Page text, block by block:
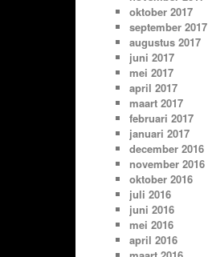
oktober 2017
september 2017
augustus 2017
juni 2017
mei 2017
april 2017
maart 2017
februari 2017
januari 2017
december 2016
november 2016
oktober 2016
juli 2016
juni 2016
mei 2016
april 2016